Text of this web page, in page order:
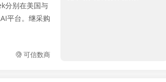
分别在美国与
平台。继采购
可信数商